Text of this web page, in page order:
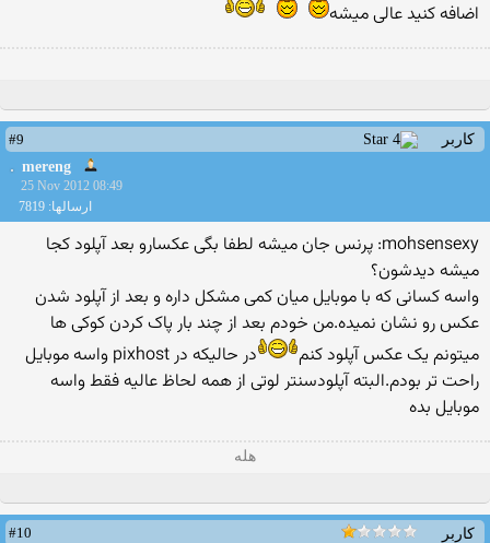
اضافه کنيد عالى ميشه
کاربر
#9
mereng
25 Nov 2012 08:49
ارسالها: 7819
mohsensexy: پرنس جان میشه لطفا بگی عکسارو بعد آپلود کجا
میشه دیدشون؟
واسه کسانی که با موبایل میان کمی مشکل داره و بعد از آپلود شدن
عکس رو نشان نمیده.من خودم بعد از چند بار پاک کردن کوکی ها
میتونم یک عکس آپلود کنم‎
‎در حالیکه در ‏pixhost‏ واسه موبایل
راحت تر بودم.البته آپلودسنتر لوتی از همه لحاظ عالیه فقط واسه
موبایل بده‎
هله
کاربر
#10